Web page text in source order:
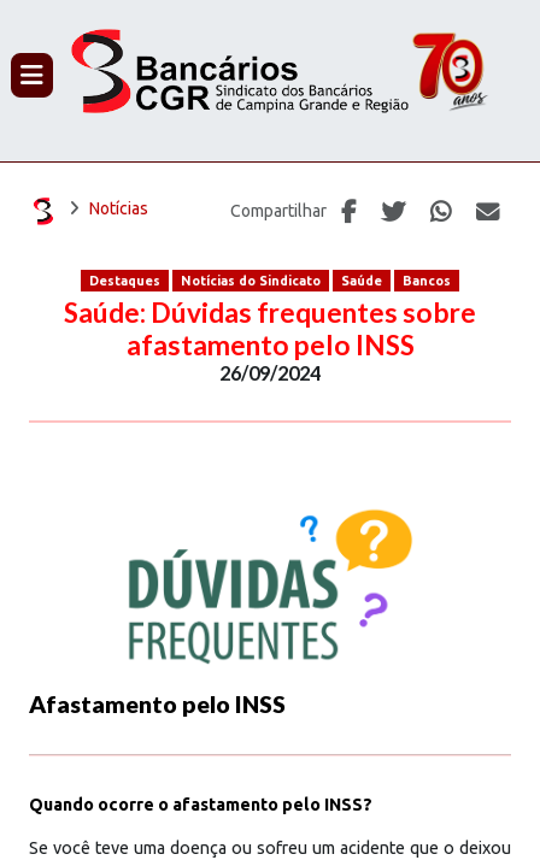
Notícias Compartilhar
Destaques Notícias do Sindicato Saúde Bancos
Saúde: Dúvidas frequentes sobre
afastamento pelo INSS
26/09/2024
Afastamento pelo INSS
Quando ocorre o afastamento pelo INSS?
Se você teve uma doença ou sofreu um acidente que o deixou